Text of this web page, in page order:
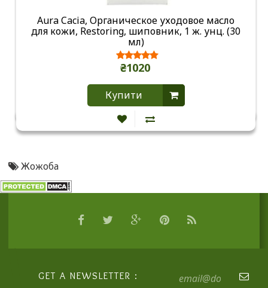
Aura Cacia, Органическое уходовое масло
для кожи, Restoring, шиповник, 1 ж. унц. (30
мл)
₴1020
Купити
Жожоба
GET A NEWSLETTER :